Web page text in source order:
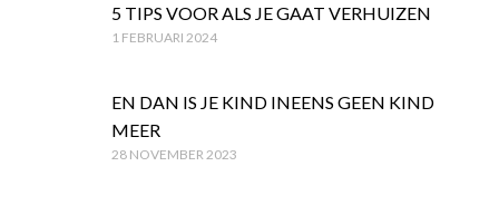
5 TIPS VOOR ALS JE GAAT VERHUIZEN
1 FEBRUARI 2024
EN DAN IS JE KIND INEENS GEEN KIND
MEER
28 NOVEMBER 2023